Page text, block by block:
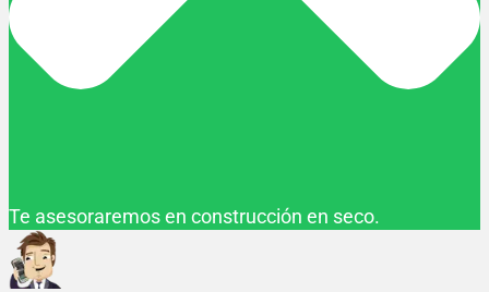
Te asesoraremos en construcción en seco.